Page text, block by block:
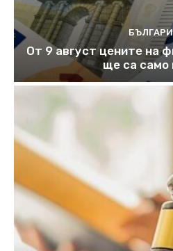
От 9 август цените на
ще са само